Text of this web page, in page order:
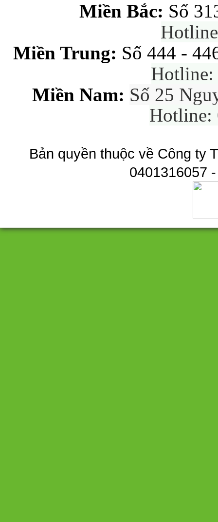
Miền Bắc: Số
Miền Trung: Số 444 -
Hotline:
Miền Nam: Số 25
Hotline:
Bản quyền thuộc về Công ty
0401316057